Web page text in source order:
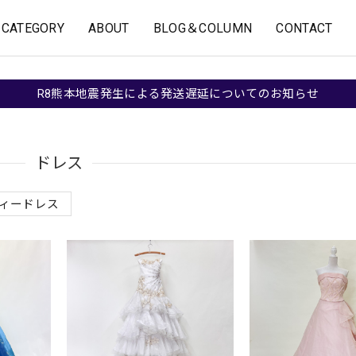
CATEGORY ABOUT BLOG＆COLUMN CONTACT
R8熊本地震発生による発送遅延についてのお知らせ
ドレス
ードレス